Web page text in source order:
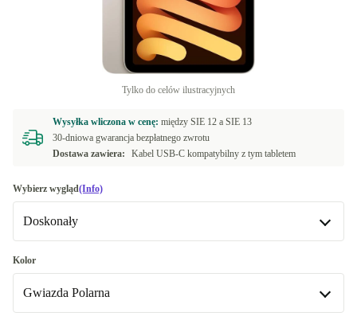
Tylko do celów ilustracyjnych
Wysyłka wliczona w cenę: między SIE 12 a SIE 13
30-dniowa gwarancja bezpłatnego zwrotu
Dostawa zawiera:
Kabel USB-C kompatybilny z tym tabletem
Wybierz wygląd(Info)
Doskonały
Doskonały
Premium +214,01 zł
Kolor
Gwiazda Polarna